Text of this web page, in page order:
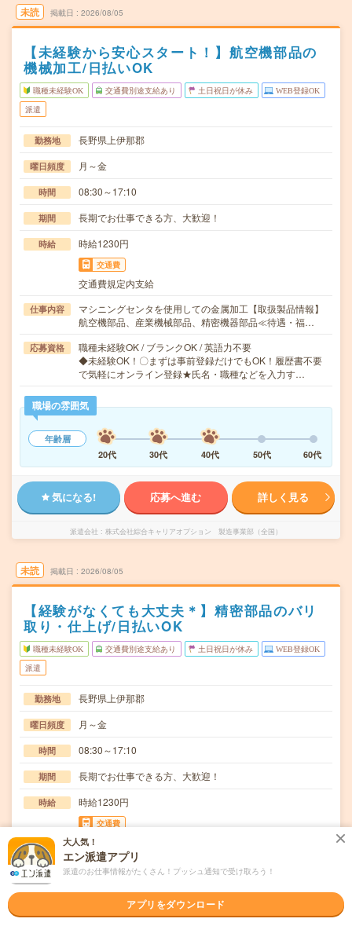
未読 掲載日 2026/08/05
【未経験から安心スタート！】航空機部品の
機械加工/日払いOK
職種未経験OK 交通費別途支給あり 土日祝日が休み WEB登録OK
派遣
勤務地 長野県上伊那郡
曜日頻度 月～金
時間 08:30～17:10
期間 長期でお仕事できる方、大歓迎！
時給 時給1230円
交通費
交通費規定内支給
仕事内容
マシニングセンタを使用しての金属加工【取扱製品情報】
航空機部品、産業機械部品、精密機器部品≪待遇・福…
応募資格
職種未経験OK / ブランクOK / 英語力不要
◆未経験OK！〇まずは事前登録だけでもOK！履歴書不要
で気軽にオンライン登録★氏名・職種などを入力す…
職場の雰囲気
年齢層
20代
30代 40代 50代 60代
気になる! 応募へ進む 詳しく見る
派遣会社 株式会社綜合キャリアオプション 製造事業部（全国）
未読 掲載日 2026/08/05
【経験がなくても大丈夫＊】精密部品のバリ
取り・仕上げ/日払いOK
職種未経験OK 交通費別途支給あり 土日祝日が休み WEB登録OK
派遣
勤務地 長野県上伊那郡
曜日頻度 月～金
時間 08:30～17:10
期間 長期でお仕事できる方、大歓迎！
時給 時給1230円
交通費
交通費規定内支給
仕事内容
製品の手仕上げ、バリ取り作業【取扱製品情報】航空機部
品、産業機械部品、精密機器部品≪待遇・福利厚生≫…
職種未経験OK / ブランクOK / 英語力不要
◆未経験OK！〇まずは事前登録だけでもOK！履歴書不要
大人気！
エン派遣アプリ
派遣のお仕事情報がたくさん！プッシュ通知で受け取ろう！
アプリをダウンロード